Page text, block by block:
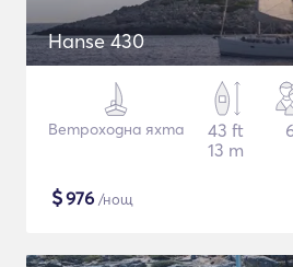
Hanse 430
Ветроходна яхта
43 ft
13 m
$976 /нощ